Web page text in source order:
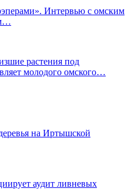
Интервью с омским
растения под
молодого омского…
на Иртышской
аудит ливневых